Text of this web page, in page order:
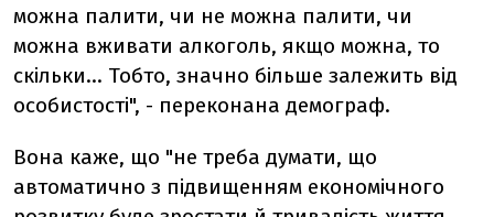
можна палити, чи не можна палити, чи
можна вживати алкоголь, якщо можна, то
скільки... Тобто, значно більше залежить від
особистості", - переконана демограф.
Вона каже, що "не треба думати, що
автоматично з підвищенням економічного